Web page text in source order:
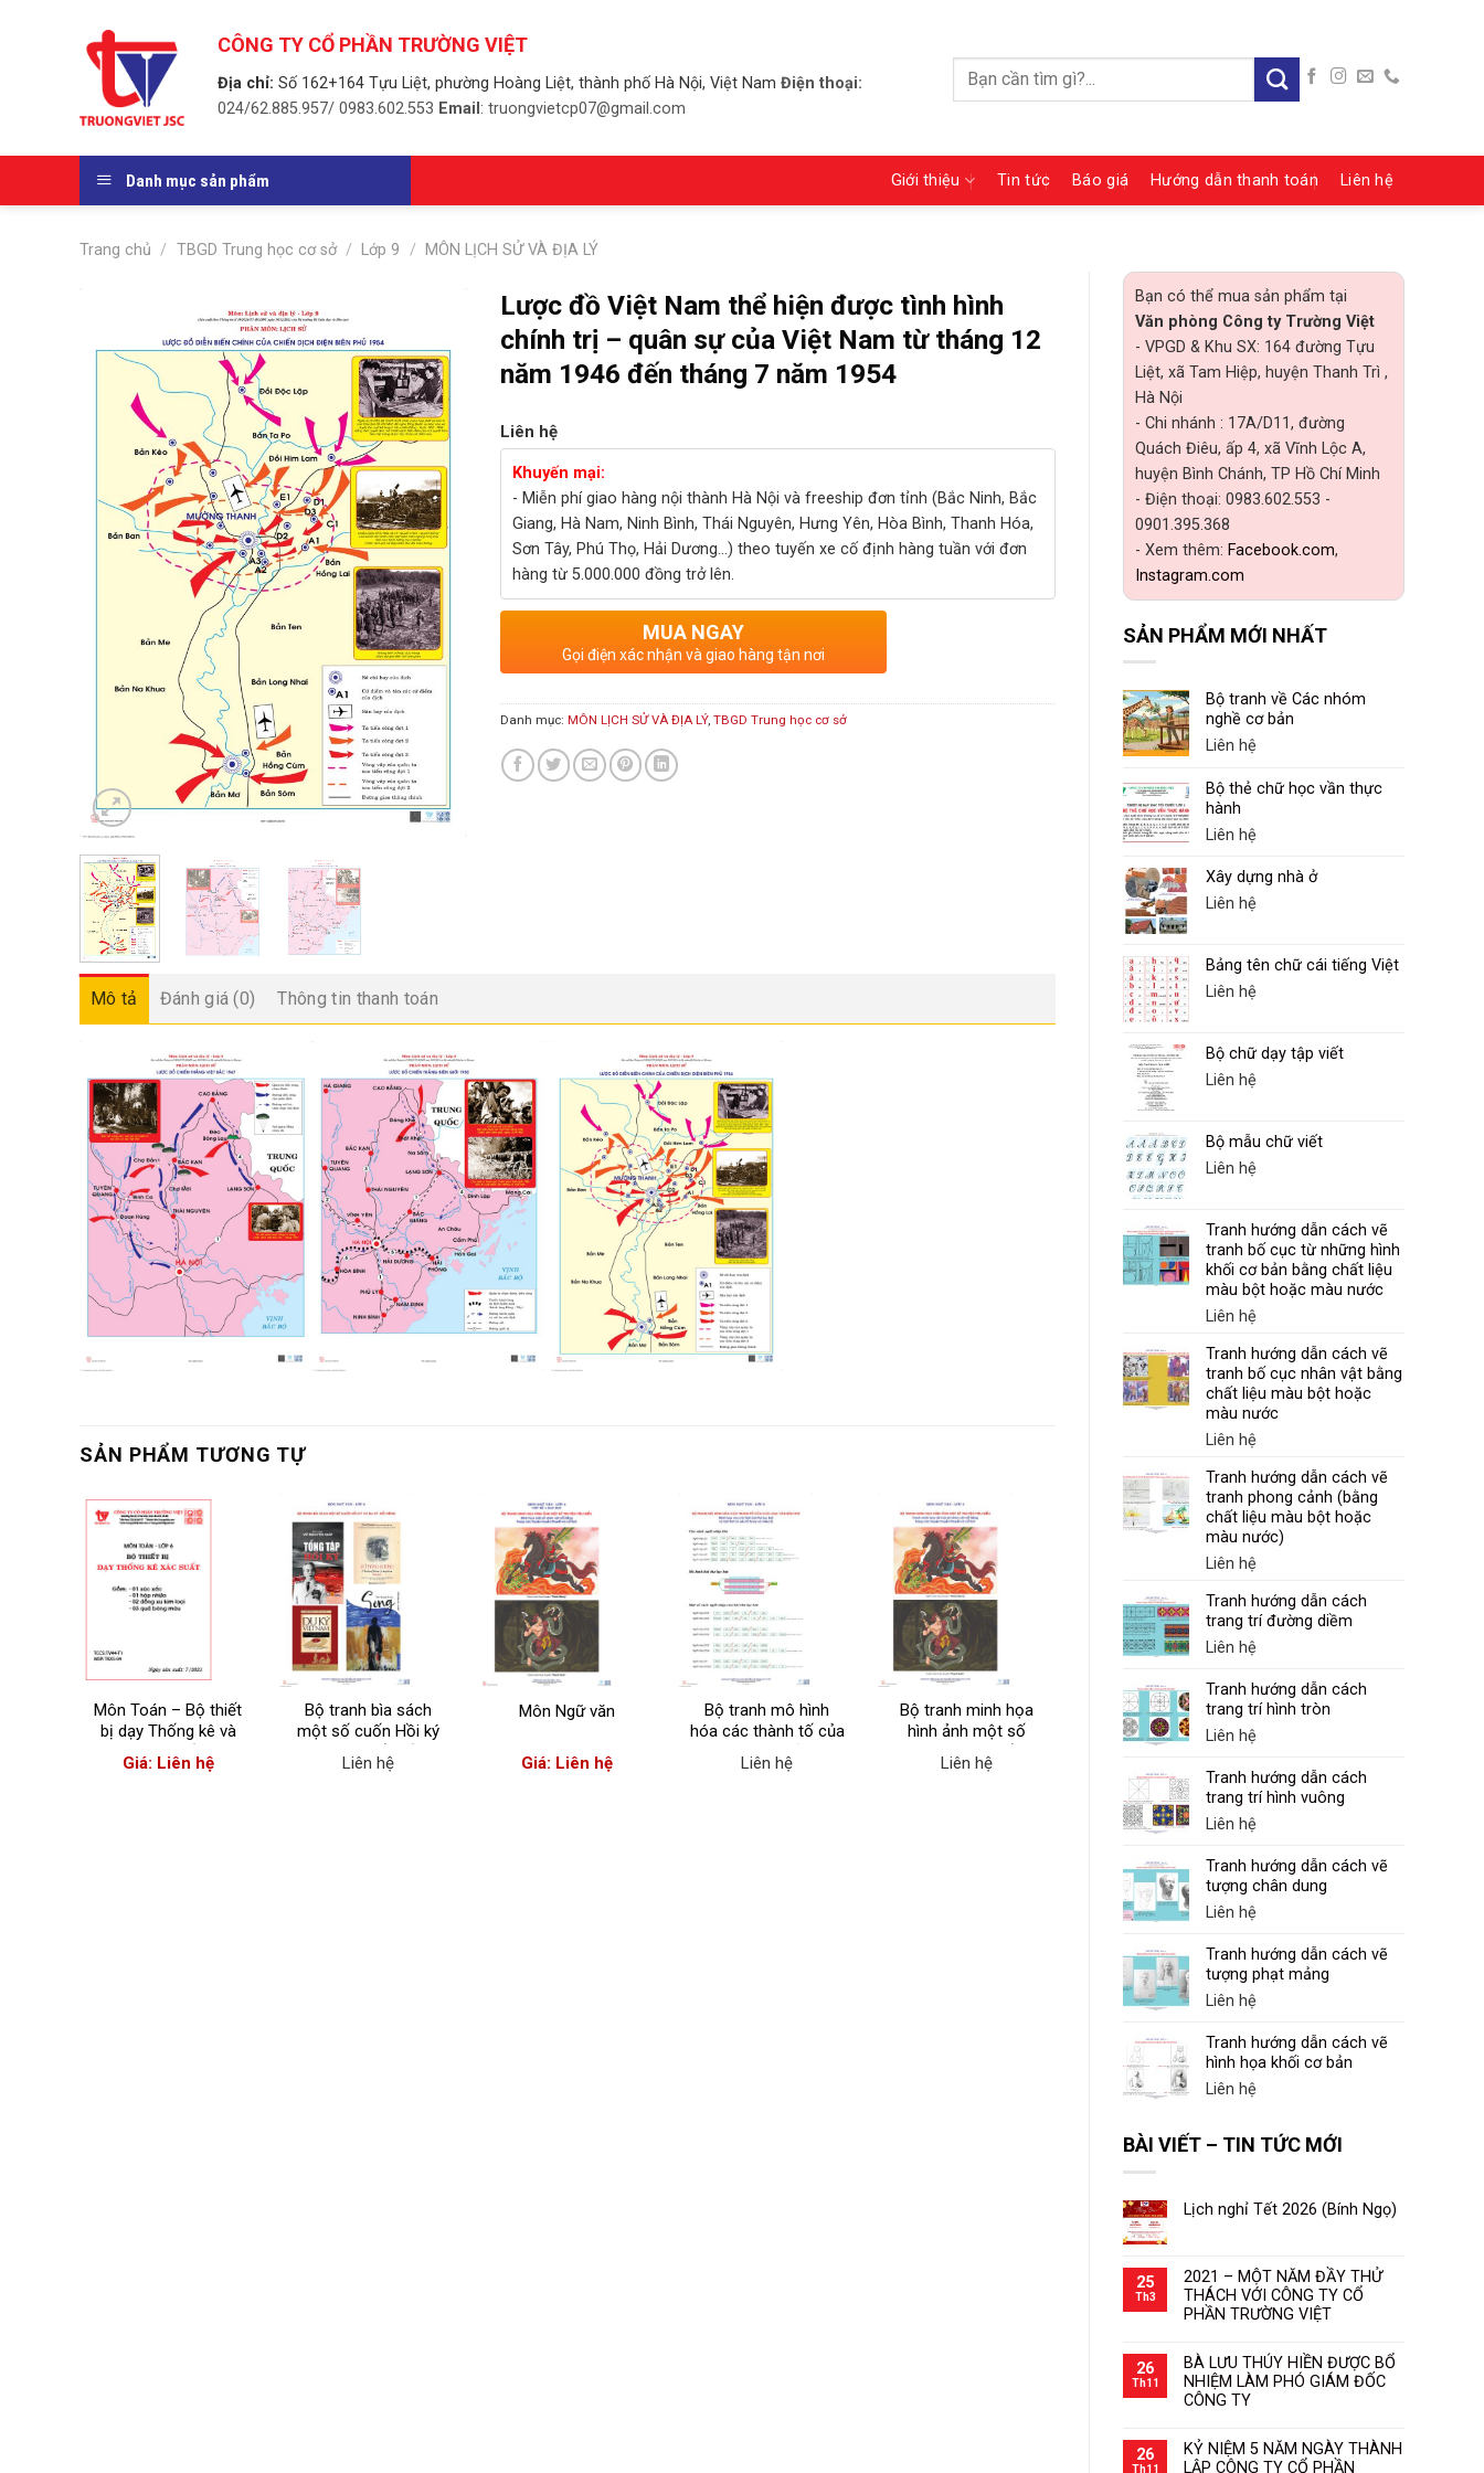
CÔNG TY CỔ PHẦN TRƯỜNG VIỆT
Địa chỉ: Số 162+164 Tựu Liệt, phường Hoàng Liệt, thành phố Hà Nội, Việt Nam Điện thoại:
024/62.885.957/ 0983.602.553 Email : truongvietcp07@gmail.com
Tìm
kiếm:
Danh mục sản phẩm Giới thiệu Tin tức Báo giá Hướng dẫn thanh toán Liên hệ
Trang chủ / TBGD Trung học cơ sở / Lớp 9 / MÔN LỊCH SỬ VÀ ĐỊA LÝ
Bạn có thể mua sản phẩm tại
Văn phòng Công ty Trường Việt
- VPGD & Khu SX: 164 đường Tựu
Liệt, xã Tam Hiệp, huyện Thanh Trì ,
Hà Nội
- Chi nhánh : 17A/D11, đường
Quách Điêu, ấp 4, xã Vĩnh Lộc A,
huyện Bình Chánh, TP Hồ Chí Minh
- Điện thoại: 0983.602.553 -
0901.395.368
- Xem thêm: Facebook.com,
Instagram.com
SẢN PHẨM MỚI NHẤT
Bộ tranh về Các nhóm
nghề cơ bản
Liên hệ
Bộ thẻ chữ học vần thực
hành
Liên hệ
Xây dựng nhà ở
Liên hệ
Bảng tên chữ cái tiếng Việt
Liên hệ
Bộ chữ dạy tập viết
Liên hệ
Bộ mẫu chữ viết
Liên hệ
Tranh hướng dẫn cách vẽ
tranh bố cục từ những hình
khối cơ bản bằng chất liệu
màu bột hoặc màu nước
Liên hệ
Tranh hướng dẫn cách vẽ
tranh bố cục nhân vật bằng
chất liệu màu bột hoặc
màu nước
Liên hệ
Tranh hướng dẫn cách vẽ
tranh phong cảnh (bằng
chất liệu màu bột hoặc
màu nước)
Liên hệ
Tranh hướng dẫn cách
trang trí đường diềm
Liên hệ
Tranh hướng dẫn cách
trang trí hình tròn
Liên hệ
Tranh hướng dẫn cách
trang trí hình vuông
Liên hệ
Tranh hướng dẫn cách vẽ
tượng chân dung
Liên hệ
Tranh hướng dẫn cách vẽ
tượng phạt mảng
Liên hệ
Tranh hướng dẫn cách vẽ
hình họa khối cơ bản
Liên hệ
BÀI VIẾT – TIN TỨC MỚI
Lịch nghỉ Tết 2026 (Bính Ngọ)
25
Th3
2021 – MỘT NĂM ĐẦY THỬ
THÁCH VỚI CÔNG TY CỔ
PHẦN TRƯỜNG VIỆT
26
Th11
BÀ LƯU THÚY HIỀN ĐƯỢC BỔ
NHIỆM LÀM PHÓ GIÁM ĐỐC
CÔNG TY
26
Th11
KỶ NIỆM 5 NĂM NGÀY THÀNH
LẬP CÔNG TY CỔ PHẦN
Lược đồ Việt Nam thể hiện được tình hình
chính trị – quân sự của Việt Nam từ tháng 12
năm 1946 đến tháng 7 năm 1954
Liên hệ
Khuyến mại:
- Miễn phí giao hàng nội thành Hà Nội và freeship đơn tỉnh (Bắc Ninh, Bắc
Giang, Hà Nam, Ninh Bình, Thái Nguyên, Hưng Yên, Hòa Bình, Thanh Hóa,
Sơn Tây, Phú Thọ, Hải Dương...) theo tuyến xe cố định hàng tuần với đơn
hàng từ 5.000.000 đồng trở lên.
MUA NGAY
Gọi điện xác nhận và giao hàng tận nơi
Danh mục: MÔN LỊCH SỬ VÀ ĐỊA LÝ, TBGD Trung học cơ sở
Mô tả Đánh giá (0) Thông tin thanh toán
SẢN PHẨM TƯƠNG TỰ
Môn Toán – Bộ thiết
bị dạy Thống kê và
Xác suất
Giá: Liên hệ
Bộ tranh bìa sách
một số cuốn Hồi ký
và Du ký nổi tiếng
Liên hệ
Môn Ngữ văn
Giá: Liên hệ
Bộ tranh mô hình
hóa các thành tố của
các loại văn bản thơ
Liên hệ
Bộ tranh minh họa
hình ảnh một số
truyện tiêu biểu
Liên hệ
Môn Hoạt động trải
nghiệp
Liên hệ